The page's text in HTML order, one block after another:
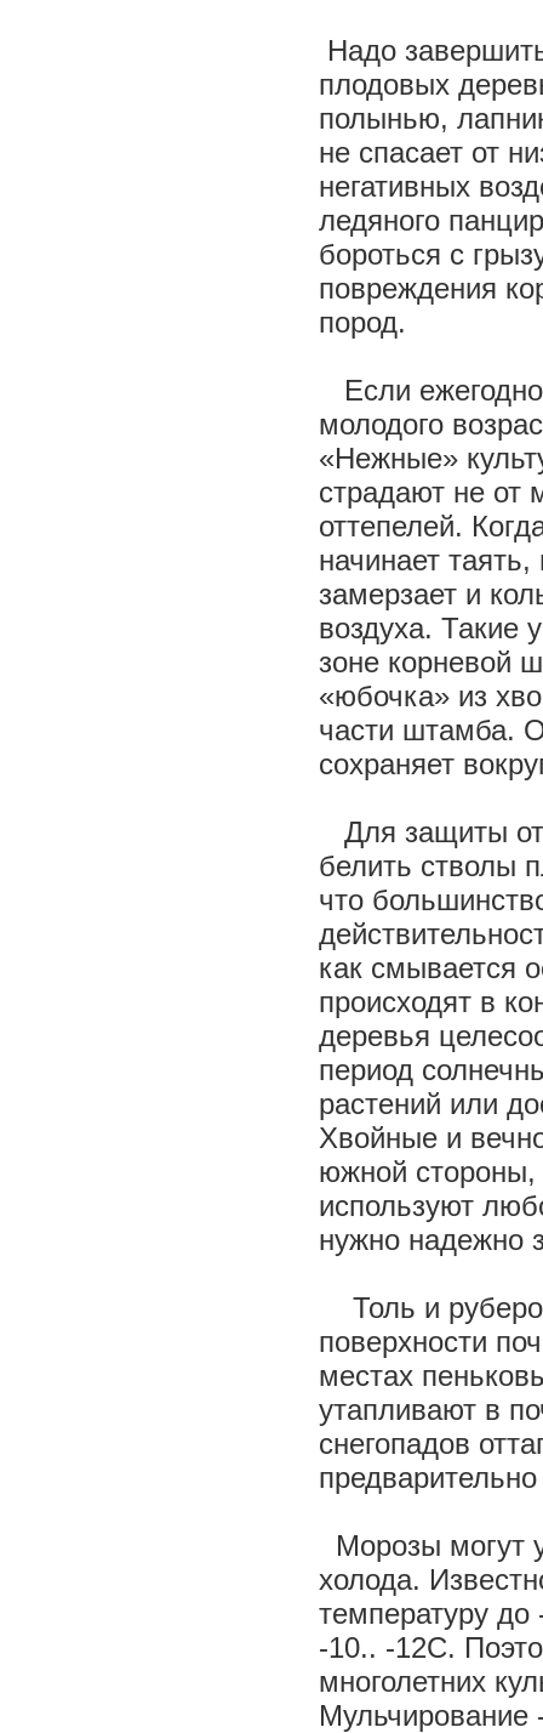
Надо
плодовых
полынью,
не спасает от
негативных
ледяного
бороться с
повреждения
пород.
Если
молодого
«Нежные»
страдают не от
оттепелей.
начинает
замерзает и
воздуха. Такие
зоне корневой
«юбочка» из
части штамба.
сохраняет
Для защиты от
белить стволы
что
как смывается
происходят в
деревья
период
растений или
Хвойные и
южной стороны,
используют
нужно надежно
Толь и
поверхности
местах
утапливают в
снегопадов
Морозы могут
холода.
температуру
-10.. -12С.
многолетних
Мульчирование